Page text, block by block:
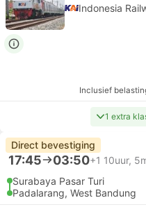
Indonesia
Inclusief
1 extra
Direct bevestiging
17:45 03:50+1 10uur,
Surabaya Pasar Turi
Padalarang, West Bandung